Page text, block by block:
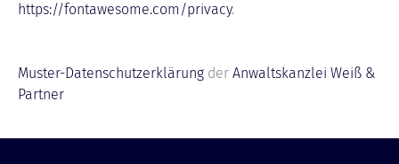
https://fontawesome.com/privacy.
Muster-Datenschutzerklärung der Anwaltskanzlei Weiß &
Partner